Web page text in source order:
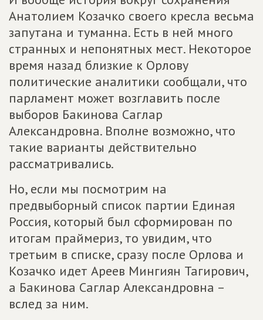
Анатолием Козачко своего кресла весьма
запутана и туманна. Есть в ней много
странных и непонятных мест. Некоторое
время назад близкие к Орлову
политические аналитики сообщали, что
парламент может возглавить после
выборов Бакинова Саглар
Александровна. Вполне возможно, что
такие варианты действительно
рассматривались.
Но, если мы посмотрим на
предвыборный список партии Единая
Россия, который был сформирован по
итогам праймериз, то увидим, что
третьим в списке, сразу после Орлова и
Козачко идет Ареев Мингиян Тагирович,
а Бакинова Саглар Александровна –
вслед за ним.